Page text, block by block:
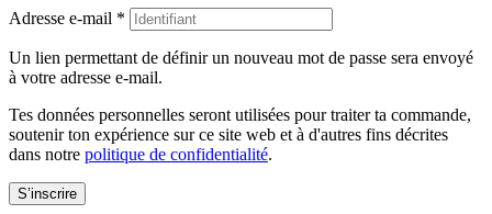
Adresse e-mail *
Un lien permettant de définir un nouveau mot de passe sera envoyé
à votre adresse e-mail.
Tes données personnelles seront utilisées pour traiter ta commande,
soutenir ton expérience sur ce site web et à d'autres fins décrites
dans notre politique de confidentialité.
S’inscrire